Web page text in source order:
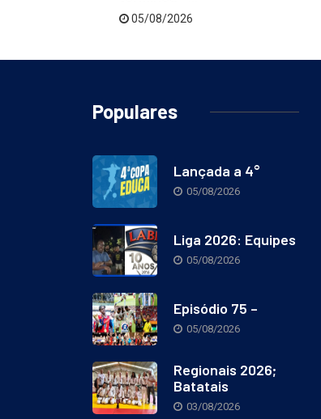
05/08/2026
Populares
Lançada a 4°
05/08/2026
Liga 2026: Equipes
05/08/2026
Episódio 75 –
05/08/2026
Regionais 2026;
Batatais
03/08/2026